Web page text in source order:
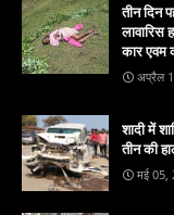
तीन दिन
लावारिस
कार एवम
अप्रैल
शादी में
तीन की
मई 05,